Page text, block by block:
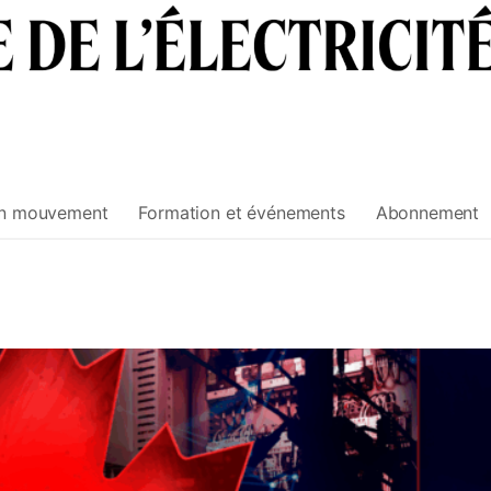
mouvement Formation et événements Abonnement